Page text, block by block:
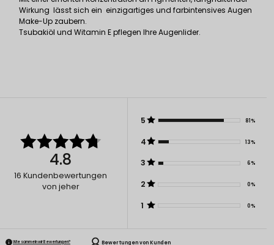
Wirkung lässt sich ein einzigartiges und farbintensives Augen
Make-Up zaubern.
Tsubakiöl und Witamin E pflegen Ihre Augenlider.
4.8
16 Kundenbewertungen
von jeher
5 81%
4 13%
3 6%
2 0%
1 0%
Wie sammeln wir Bewertungen? Bewertungen von Kunden